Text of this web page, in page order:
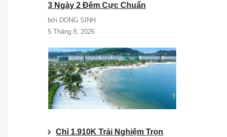
3 Ngày 2 Đêm Cực Chuẩn
bởi DONG SINH
5 Tháng 8, 2026
Chỉ 1.910K Trải Nghiệm Trọn